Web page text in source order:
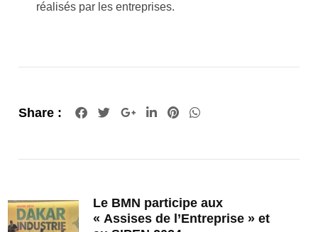
réalisés par les entreprises.
Share : Google+LinkedInPinterest
Whatsapp
Le BMN participe aux
« Assises de l’Entreprise » et